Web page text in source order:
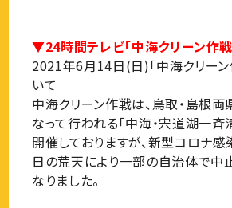
▼24時間テレビ「中海クリーン作戦
2021年6月14日(日)「中海クリーン
いて
中海クリーン作戦は、鳥取・島根
なって行われる「中海・宍道湖一斉
開催しておりますが、新型コロナ
日の荒天により一部の自治体で中
なりました。